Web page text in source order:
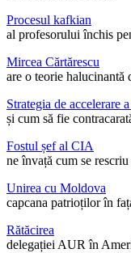
Procesul kafkian
al profesorului închis
Mircea Cărtărescu
are o teorie halucinantă
Strategia de accelerare
și cum să fie
Fostul șef al CIA
ne învață cum se
Unirea cu Moldova
capcana patrioților în
Rătăcirea
delegației AUR în